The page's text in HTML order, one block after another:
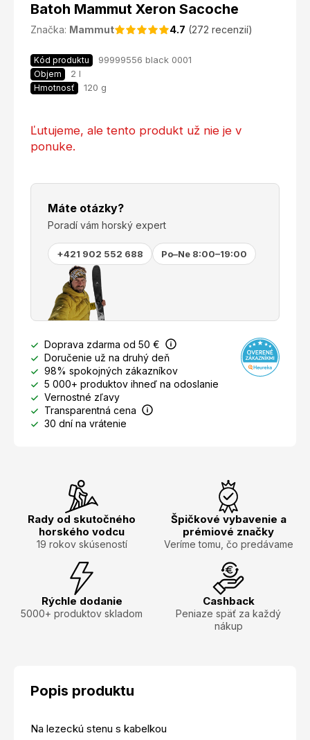
Batoh Mammut Xeron Sacoche
Značka: Mammut 4.7 (272 recenzií)
Kód produktu 99999556 black 0001
Objem 2 l
Hmotnosť 120 g
Ľutujeme, ale tento produkt už nie je v
ponuke.
Máte otázky?
Poradí vám horský expert
+421 902 552 688 Po–Ne 8:00–19:00
Doprava zdarma od 50 €
Doručenie už na druhý deň
98% spokojných zákazníkov
5 000+ produktov ihneď na odoslanie
Vernostné zľavy
Transparentná cena
30 dní na vrátenie
Rady od skutočného
horského vodcu
19 rokov skúseností
Špičkové vybavenie a
prémiové značky
Veríme tomu, čo predávame
Rýchle dodanie
5000+ produktov skladom
Cashback
Peniaze späť za každý
nákup
Popis produktu
Na lezeckú stenu s kabelkou